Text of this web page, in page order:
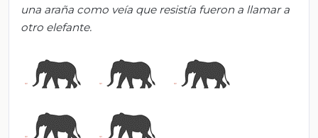
una araña como veía que resistía fueron a llamar a
otro elefante.